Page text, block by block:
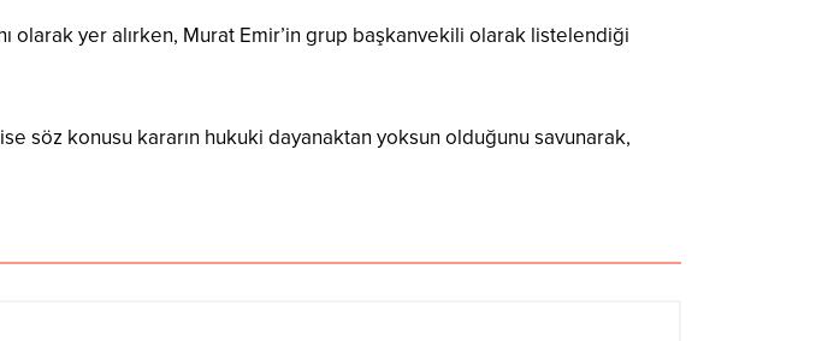
olarak yer alırken, Murat Emir’in grup başkanvekili olarak listelendiği
söz konusu kararın hukuki dayanaktan yoksun olduğunu savunarak,